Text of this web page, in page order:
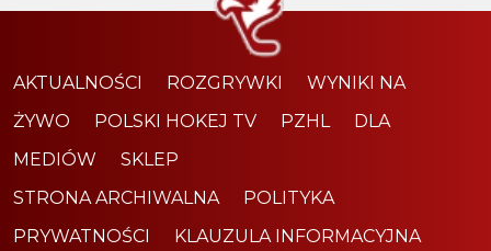
AKTUALNOŚCI ROZGRYWKI
WYNIKI NA
ŻYWO
POLSKI HOKEJ TV PZHL
DLA
MEDIÓW
SKLEP
STRONA ARCHIWALNA
POLITYKA
PRYWATNOŚCI
KLAUZULA INFORMACYJNA